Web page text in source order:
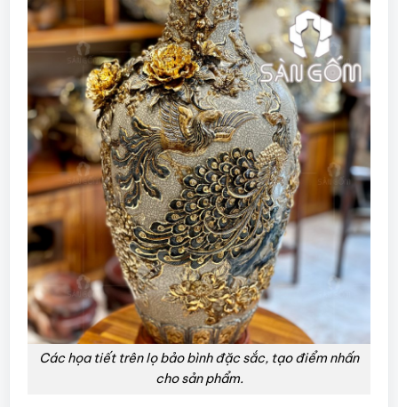
Các họa tiết trên lọ bảo bình đặc sắc, tạo điểm nhấn
cho sản phẩm.